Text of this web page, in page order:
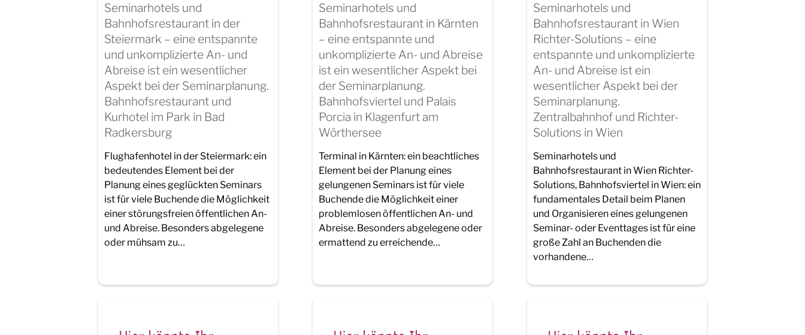
Seminarhotels und
Bahnhofsrestaurant in der
Steiermark – eine entspannte
und unkomplizierte An- und
Abreise ist ein wesentlicher
Aspekt bei der Seminarplanung.
Bahnhofsrestaurant und
Kurhotel im Park in Bad
Radkersburg
Flughafenhotel in der Steiermark: ein
bedeutendes Element bei der
Planung eines geglückten Seminars
ist für viele Buchende die Möglichkeit
einer störungsfreien öffentlichen An-
und Abreise. Besonders abgelegene
oder mühsam zu…
Seminarhotels und
Bahnhofsrestaurant in Kärnten
– eine entspannte und
unkomplizierte An- und Abreise
ist ein wesentlicher Aspekt bei
der Seminarplanung.
Bahnhofsviertel und Palais
Porcia in Klagenfurt am
Wörthersee
Terminal in Kärnten: ein beachtliches
Element bei der Planung eines
gelungenen Seminars ist für viele
Buchende die Möglichkeit einer
problemlosen öffentlichen An- und
Abreise. Besonders abgelegene oder
ermattend zu erreichende…
Seminarhotels und
Bahnhofsrestaurant in Wien
Richter-Solutions – eine
entspannte und unkomplizierte
An- und Abreise ist ein
wesentlicher Aspekt bei der
Seminarplanung.
Zentralbahnhof und Richter-
Solutions in Wien
Seminarhotels und
Bahnhofsrestaurant in Wien Richter-
Solutions, Bahnhofsviertel in Wien: ein
fundamentales Detail beim Planen
und Organisieren eines gelungenen
Seminar- oder Eventtages ist für eine
große Zahl an Buchenden die
vorhandene…